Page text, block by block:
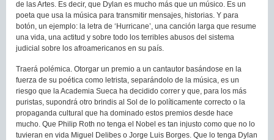
de las Artes. Es decir, que Dylan es mucho más que un músico. Es un
poeta que usa la música para transmitir mensajes, historias. Y para
botón, un ejemplo: la letra de ‘Hurricane’, una canción larga que resume
una vida, una actitud y sobre todo los terribles abusos del sistema
judicial sobre los afroamericanos en su país.
Traerá polémica. Otorgar un premio a un cantautor basándose en la
fuerza de su poética como letrista, separándolo de la música, es un
riesgo que la Academia Sueca ha decidido correr y que, para los más
puristas, supondrá otro brindis al Sol de lo políticamente correcto o la
propaganda cultural que ha dominado estos premios desde hace
mucho. Que Philip Roth no tenga el Nobel es tan injusto como que no lo
tuvieran en vida Miguel Delibes o Jorge Luis Borges. Que lo tenga Dylan